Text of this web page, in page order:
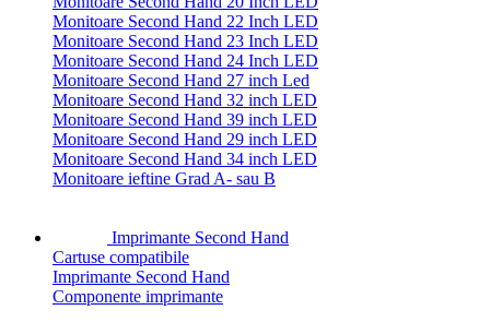
Monitoare Second Hand 22 Inch LED
Monitoare Second Hand 23 Inch LED
Monitoare Second Hand 24 Inch LED
Monitoare Second Hand 27 inch Led
Monitoare Second Hand 32 inch LED
Monitoare Second Hand 39 inch LED
Monitoare Second Hand 29 inch LED
Monitoare Second Hand 34 inch LED
Monitoare ieftine Grad A- sau B
Imprimante Second Hand
Cartuse compatibile
Imprimante Second Hand
Componente imprimante